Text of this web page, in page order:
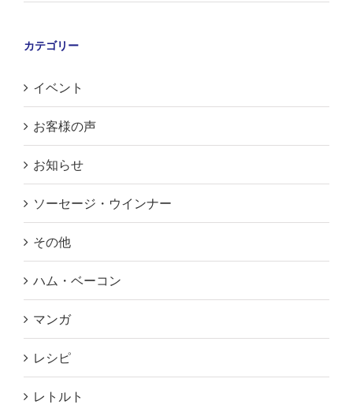
カテゴリー
イベント
お客様の声
お知らせ
ソーセージ・ウインナー
その他
ハム・ベーコン
マンガ
レシピ
レトルト